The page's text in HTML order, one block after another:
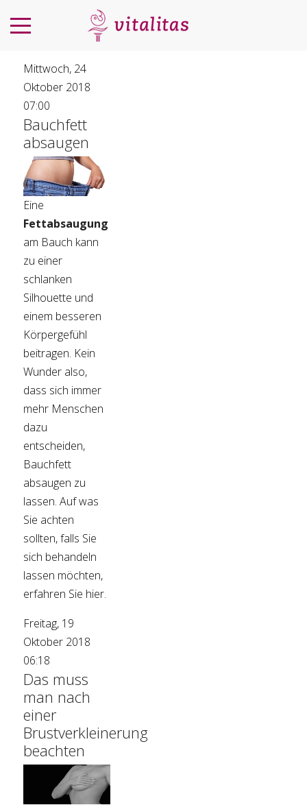
Mittwoch, 24
Oktober 2018
07:00
Bauchfett
absaugen
Eine
Fettabsaugung
am Bauch kann
zu einer
schlanken
Silhouette und
einem besseren
Körpergefühl
beitragen. Kein
Wunder also,
dass sich immer
mehr Menschen
dazu
entscheiden,
Bauchfett
absaugen zu
lassen. Auf was
Sie achten
sollten, falls Sie
sich behandeln
lassen möchten,
erfahren Sie hier.
Freitag, 19
Oktober 2018
06:18
Das muss
man nach
einer
Brustverkleinerung
beachten